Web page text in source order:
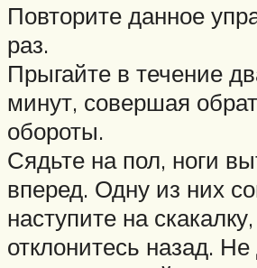
Повторите данное
раз.
Прыгайте в течение
минут, совершая
обороты.
Сядьте на пол, ноги
вперед. Одну из них
наступите на
отклонитесь назад. Не